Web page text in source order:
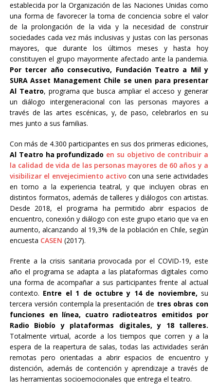
establecida por la Organización de las Naciones Unidas como
una forma de favorecer la toma de conciencia sobre el valor
de la prolongación de la vida y la necesidad de construir
sociedades cada vez más inclusivas y justas con las personas
mayores, que durante los últimos meses y hasta hoy
constituyen el grupo mayormente afectado ante la pandemia.
Por tercer año consecutivo, Fundación Teatro a Mil y
SURA Asset Management Chile se unen para presentar
Al Teatro, programa que busca ampliar el acceso y generar
un diálogo intergeneracional con las personas mayores a
través de las artes escénicas, y, de paso, celebrarlos en su
mes junto a sus familias.
Con más de 4.300 participantes en sus dos primeras ediciones,
Al Teatro ha profundizado en su objetivo de contribuir a
la calidad de vida de las personas mayores de 60 años y a
visibilizar el envejecimiento activocon una serie actividades
en torno a la experiencia teatral, y que incluyen obras en
distintos formatos, además de talleres y diálogos con artistas.
Desde 2018, el programa ha permitido abrir espacios de
encuentro, conexión y diálogo con este grupo etario que va en
aumento, alcanzando al 19,3% de la población en Chile, según
encuesta CASEN (2017).
Frente a la crisis sanitaria provocada por el COVID-19, este
año el programa se adapta a las plataformas digitales como
una forma de acompañar a sus participantes frente al actual
contexto. Entre el 1 de octubre y 14 de noviembre, su
tercera versión contempla la presentación de tres obras con
funciones en línea, cuatro radioteatros emitidos por
Radio Biobío y plataformas digitales, y 18 talleres.
Totalmente virtual, acorde a los tiempos que corren y a la
espera de la reapertura de salas, todas las actividades serán
remotas pero orientadas a abrir espacios de encuentro y
distención, además de contención y aprendizaje a través de
las herramientas socioemocionales que entrega el teatro.